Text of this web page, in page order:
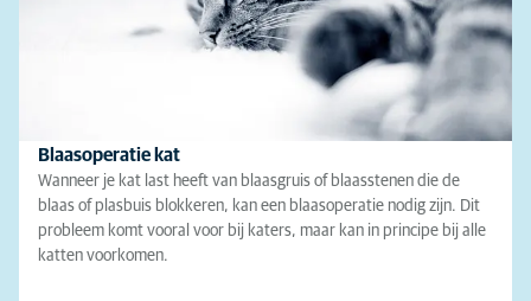
Blaasoperatie kat
Wanneer je kat last heeft van blaasgruis of blaasstenen die de
blaas of plasbuis blokkeren, kan een blaasoperatie nodig zijn. Dit
probleem komt vooral voor bij katers, maar kan in principe bij alle
katten voorkomen.